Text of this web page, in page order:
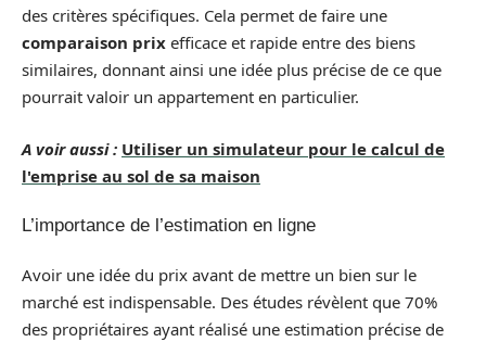
des critères spécifiques. Cela permet de faire une
comparaison prix efficace et rapide entre des biens
similaires, donnant ainsi une idée plus précise de ce que
pourrait valoir un appartement en particulier.
A voir aussi : Utiliser un simulateur pour le calcul de
l'emprise au sol de sa maison
L’importance de l’estimation en ligne
Avoir une idée du prix avant de mettre un bien sur le
marché est indispensable. Des études révèlent que 70%
des propriétaires ayant réalisé une estimation précise de